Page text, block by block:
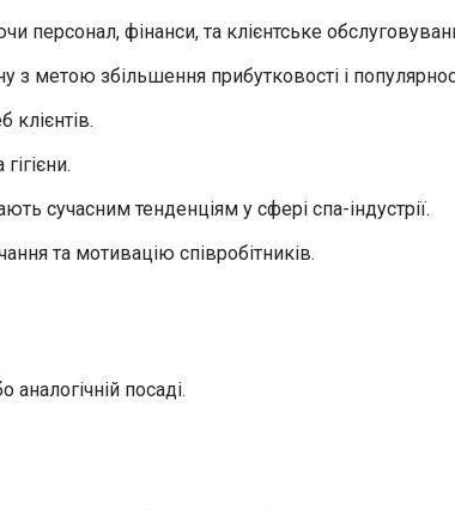
персонал, фінанси, та клієнтське
з метою збільшення прибутковості і
клієнтів.
сучасним тенденціям у сфері спа-індустрії.
та мотивацію співробітників.
посаді.